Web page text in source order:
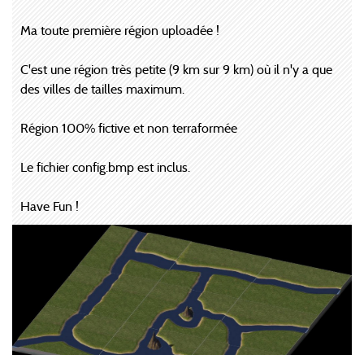
Ma toute première région uploadée !
C'est une région très petite (9 km sur 9 km) où il n'y a que
des villes de tailles maximum.
Région 100% fictive et non terraformée
Le fichier config.bmp est inclus.
Have Fun !